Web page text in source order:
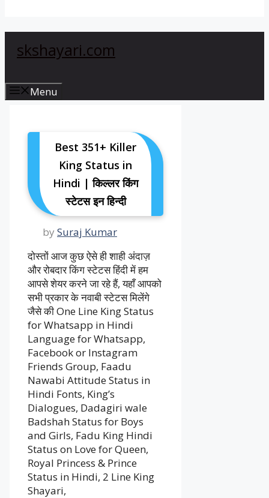
skshayari.com
Menu
Best 351+ Killer
King Status in
Hindi | किल्लर किंग
स्टेटस इन हिन्दी
by Suraj Kumar
दोस्तों आज कुछ ऐसे ही शाही अंदाज़
और रोबदार किंग स्टेटस हिंदी में हम
आपसे शेयर करने जा रहे हैं, यहाँ आपको
सभी प्रकार के नवाबी स्टेटस मिलेंगे
जैसे की One Line King Status
for Whatsapp in Hindi
Language for Whatsapp,
Facebook or Instagram
Friends Group, Faadu
Nawabi Attitude Status in
Hindi Fonts, King’s
Dialogues, Dadagiri wale
Badshah Status for Boys
and Girls, Fadu King Hindi
Status on Love for Queen,
Royal Princess & Prince
Status in Hindi, 2 Line King
Shayari,